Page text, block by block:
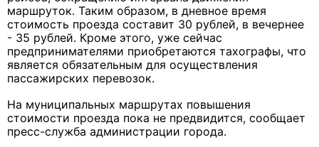
маршруток. Таким образом, в дневное время
стоимость проезда составит 30 рублей, в вечернее
- 35 рублей. Кроме этого, уже сейчас
предпринимателями приобретаются тахографы, что
является обязательным для осуществления
пассажирских перевозок.
На муниципальных маршрутах повышения
стоимости проезда пока не предвидится, сообщает
пресс-служба администрации города.